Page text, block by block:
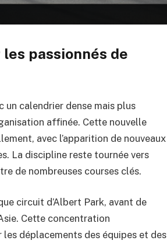
passionnés de
un calendrier dense mais plus
affinée. Cette nouvelle
avec l’apparition de nouveaux
La discipline reste tournée vers
de nombreuses courses clés.
circuit d’Albert Park, avant de
Cette concentration
déplacements des équipes et des